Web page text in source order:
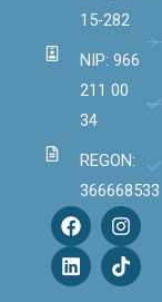
15-282
NIP: 966
211 00
34
REGON:
366668533
F
a
c
e
I
n
s
t
L
i
n
k
T
i
k
t